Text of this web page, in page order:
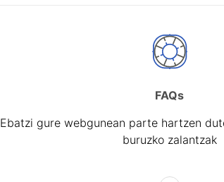
FAQs
Ebatzi gure webgunean parte hartzen
buruzko zalantzak